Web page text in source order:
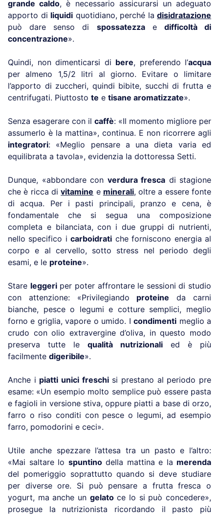
grande caldo, è necessario assicurarsi un adeguato
apporto di liquidi quotidiano, perché la disidratazione
può dare senso di spossatezzae difficoltà di
concentrazione».
Quindi, non dimenticarsi di bere, preferendo l’acqua
per almeno 1,5/2 litri al giorno. Evitare o limitare
l’apporto di zuccheri, quindi bibite, succhi di frutta e
centrifugati. Piuttosto te e tisane aromatizzate».
Senza esagerare con il caffè: «Il momento migliore per
assumerlo è la mattina», continua. E non ricorrere agli
integratori: «Meglio pensare a una dieta varia ed
equilibrata a tavola», evidenzia la dottoressa Setti.
Dunque, «abbondare con verdura fresca di stagione
che è ricca divitamine e minerali, oltre a essere fonte
di acqua. Per i pasti principali, pranzo e cena, è
fondamentale che si segua una composizione
completa e bilanciata, con i due gruppi di nutrienti,
nello specifico icarboidrati che forniscono energia al
corpo e al cervello, sotto stress nel periodo degli
esami, e le proteine».
Stare leggeriper poter affrontare le sessioni di studio
con attenzione: «Privilegiando proteine da carni
bianche, pesce o legumi e cotture semplici, meglio
forno e griglia, vapore o umido. Icondimenti meglio a
crudo con olio extravergine d’oliva, in questo modo
preserva tutte le qualità nutrizionali ed è più
facilmente digeribile».
Anche i piatti unici freschisi prestano al periodo pre
esame: «Un esempio molto semplice può essere pasta
e fagioli in versione stiva, oppure piatti a base di orzo,
farro o riso conditi con pesce o legumi, ad esempio
farro, pomodorini e ceci».
Utile anche spezzare l’attesa tra un pasto e l’altro:
«Mai saltare lo spuntinodella mattina e la merenda
del pomeriggio soprattutto quando si deve studiare
per diverse ore. Si può pensare a frutta fresca o
yogurt, ma anche un gelatoce lo si può concedere»,
prosegue la nutrizionista ricordando il pasto più